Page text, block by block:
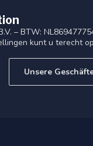
– BTW:
kunt u terecht
Unsere